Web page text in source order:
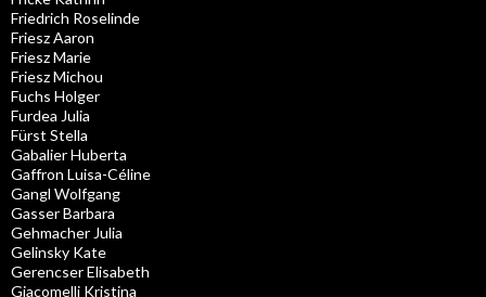
Friedrich Roselinde
Friesz Aaron
Friesz Marie
Friesz Michou
Fuchs Holger
Furdea Julia
Fürst Stella
Gabalier Huberta
Gaffron Luisa-Céline
Gangl Wolfgang
Gasser Barbara
Gehmacher Julia
Gelinsky Kate
Gerencser Elisabeth
Giacomelli Kristina